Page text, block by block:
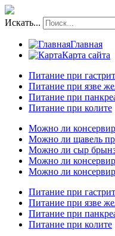
Искать...
Главная
Карта сайта
Питание при
Питание при язве
Питание при
Питание при колите
Можно ли
Можно ли щавель
Можно ли сыр
Можно ли
Можно ли
Питание при
Питание при язве
Питание при
Питание при колите